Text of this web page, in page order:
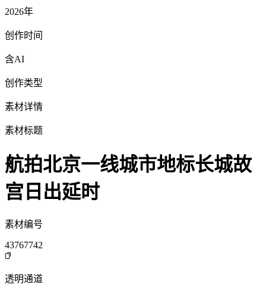
2026年
创作时间
含AI
创作类型
素材详情
素材标题
航拍北京一线城市地标长城故
宫日出延时
素材编号
43767742
透明通道